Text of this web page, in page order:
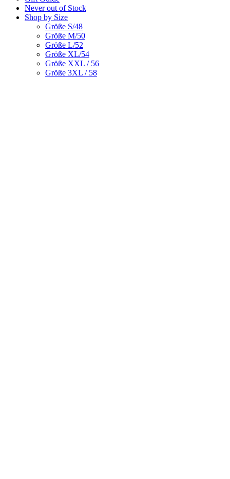
Never out of Stock
Shop by Size
Größe S/48
Größe M/50
Größe L/52
Größe XL/54
Größe XXL / 56
Größe 3XL / 58